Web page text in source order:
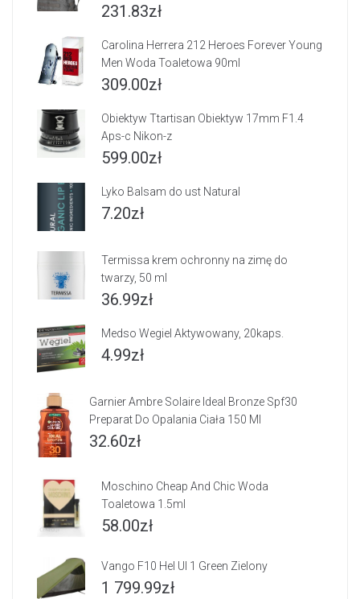
231.83zł
Carolina Herrera 212 Heroes Forever Young
Men Woda Toaletowa 90ml
309.00zł
Obiektyw Ttartisan Obiektyw 17mm F1.4
Aps-c Nikon-z
599.00zł
Lyko Balsam do ust Natural
7.20zł
Termissa krem ochronny na zimę do
twarzy, 50 ml
36.99zł
Medso Wegiel Aktywowany, 20kaps.
4.99zł
Garnier Ambre Solaire Ideal Bronze Spf30
Preparat Do Opalania Ciała 150 Ml
32.60zł
Moschino Cheap And Chic Woda
Toaletowa 1.5ml
58.00zł
Vango F10 Hel Ul 1 Green Zielony
1 799.99zł